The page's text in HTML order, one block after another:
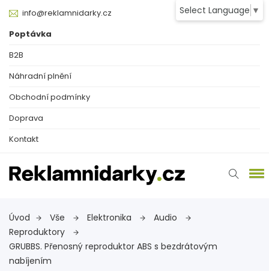
Select Language ▼
info@reklamnidarky.cz
Poptávka
B2B
Náhradní plnění
Obchodní podmínky
Doprava
Kontakt
Úvod Vše Elektronika
Audio
Reproduktory
GRUBBS. Přenosný reproduktor ABS s bezdrátovým
nabíjením